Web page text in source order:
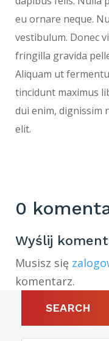
eu ornare neque.
vestibulum. Donec
fringilla gravida
Aliquam ut
tincidunt maximus
dui enim, dignissim
elit.
0
Wyślij
Musisz się
komentarz.
SEARCH